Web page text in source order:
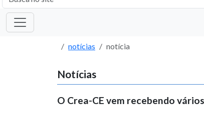
notícias notícia
Notícias
O Crea-CE vem recebendo